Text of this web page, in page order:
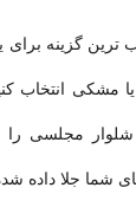
ترین گزینه
مشکی انتخاب
مجلسی را
شما جلا داده